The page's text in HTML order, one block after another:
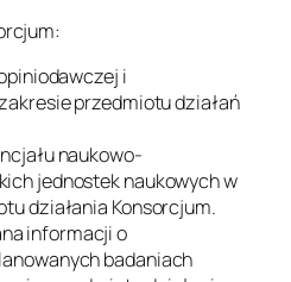
i
przedmiotu działań
naukowo-
jednostek naukowych w
działania Konsorcjum.
informacji o
badaniach